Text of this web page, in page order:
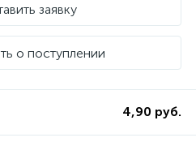
заявку
о поступлении
4,90 руб.